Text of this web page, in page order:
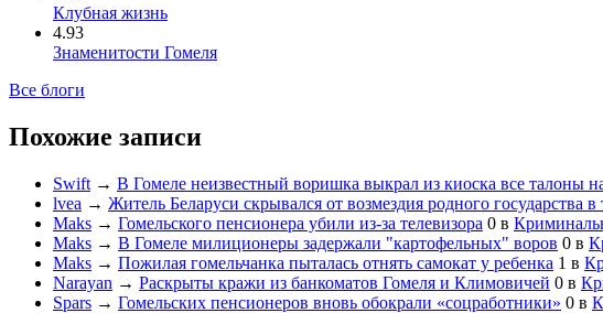
Клубная жизнь
4.93
Знаменитости Гомеля
Все блоги
Похожие записи
Swift → В Гомеле неизвестный воришка выкрал из киоска все талоны
lvea → Житель Беларуси скрывался от возмездия родного государства
Maks → Гомельского пенсионера убили из-за телевизора 0 в
Maks → В Гомеле милиционеры задержали "картофельных" воров 0 в
Maks → Пожилая гомельчанка пыталась отнять самокат у ребенка 1 в
Narayan → Раскрыты кражи из банкоматов Гомеля и Климовичей 0 в
Spars → Гомельских пенсионеров вновь обокрали «соцработники» 0 в